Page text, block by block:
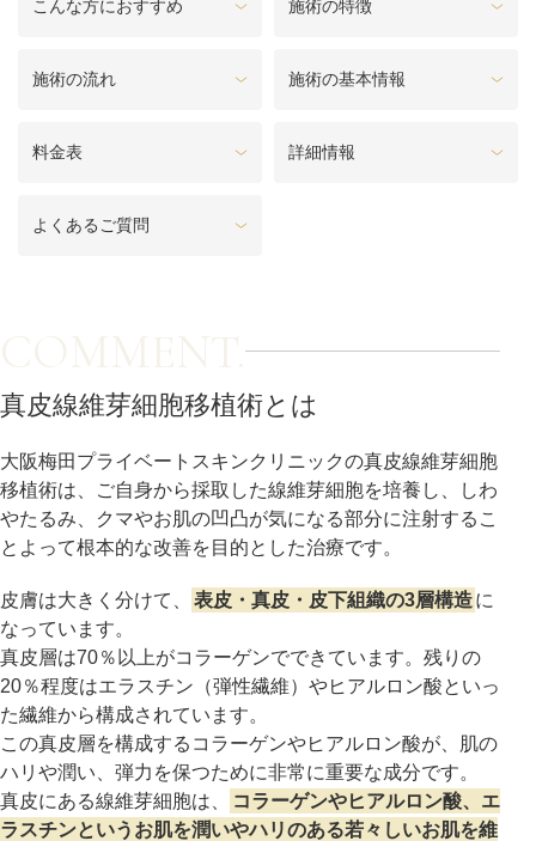
施術症例
お悩みで探す
西梅田から徒歩2分
予約方法に
ついて
アフターケア オンライン診療
よくあるご質問
美容ブログ
オンラインショップ
こんな方におすすめ 施術の特徴
施術の流れ 施術の基本情報
料金表 詳細情報
よくあるご質問
真皮線維芽細胞移植術とは
大阪梅田プライベートスキンクリニックの真皮線維芽細胞
移植術は、ご自身から採取した線維芽細胞を培養し、しわ
やたるみ、クマやお肌の凹凸が気になる部分に注射するこ
とよって根本的な改善を目的とした治療です。
皮膚は大きく分けて、 表皮・真皮・皮下組織の3層構造に
なっています。
真皮層は70％以上がコラーゲンでできています。残りの
20％程度はエラスチン（弾性繊維）やヒアルロン酸といっ
た繊維から構成されています。
この真皮層を構成するコラーゲンやヒアルロン酸が、肌の
ハリや潤い、弾力を保つために非常に重要な成分です。
真皮にある線維芽細胞は、
コラーゲンやヒアルロン酸、エ
ラスチンというお肌を潤いやハリのある若々しいお肌を維